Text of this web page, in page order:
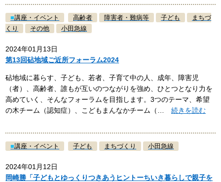
■講座・イベント 高齢者 障害者・難病等 子ども
まちづ
くり
その他 小田急線
2024年01月13日
第13回砧地域ご近所フォーラム2024
砧地域に暮らす、子ども、若者、子育て中の人、成年、障害児
（者）、高齢者、誰もが互いのつながりを強め、ひとつとなり力を
高めていく、そんなフォーラムを目指します。3つのテーマ、希望
の木チーム（認知症）、こどもまんなかチーム（…続きを読む
■講座・イベント 子ども まちづくり 小田急線
2024年01月12日
岡崎勝「子どもとゆっくりつきあうヒントーちいき暮らしで親子を